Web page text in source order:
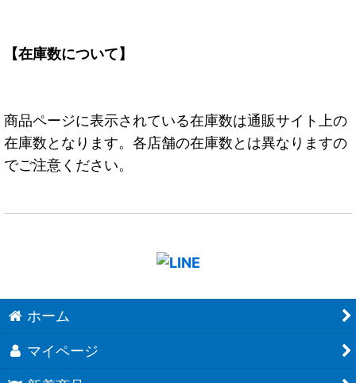
【在庫数について】
商品ページに表示されている在庫数は通販サイト上の
在庫数となります。各店舗の在庫数とは異なりますの
でご注意ください。
ホーム
マイページ